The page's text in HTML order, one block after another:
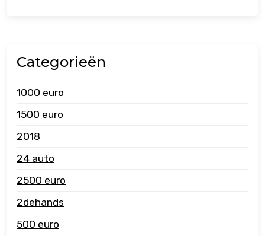
Categorieën
1000 euro
1500 euro
2018
24 auto
2500 euro
2dehands
500 euro